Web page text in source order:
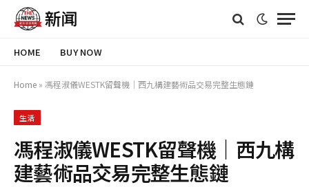
HOME BUY NOW
Home » 馮程淑儀WESTK留聲機｜西九構建藝術品交易完整生態鏈
生活
馮程淑儀WESTK留聲機｜西九構
建藝術品交易完整生態鏈